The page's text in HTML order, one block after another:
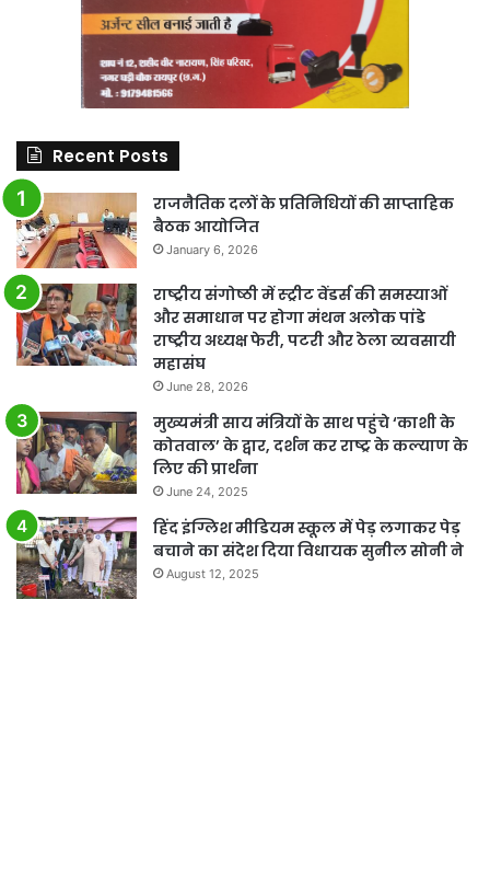
Recent Posts
राजनैतिक दलों के प्रतिनिधियों की साप्ताहिक
बैठक आयोजित
January 6, 2026
राष्ट्रीय संगोष्ठी में स्ट्रीट वेंडर्स की समस्याओं
और समाधान पर होगा मंथन अलोक पांडे
राष्ट्रीय अध्यक्ष फेरी, पटरी और ठेला व्यवसायी
महासंघ
June 28, 2026
मुख्यमंत्री साय मंत्रियों के साथ पहुंचे ‘काशी के
कोतवाल’ के द्वार, दर्शन कर राष्ट्र के कल्याण के
लिए की प्रार्थना
June 24, 2025
हिंद इंग्लिश मीडियम स्कूल में पेड़ लगाकर पेड़
बचाने का संदेश दिया विधायक सुनील सोनी ने
August 12, 2025